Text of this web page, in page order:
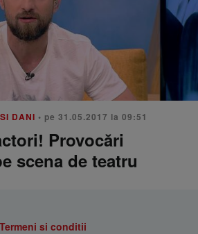
DANI • pe 31.05.2017 la 09:51
Provocări
scena de teatru
Termeni si conditii